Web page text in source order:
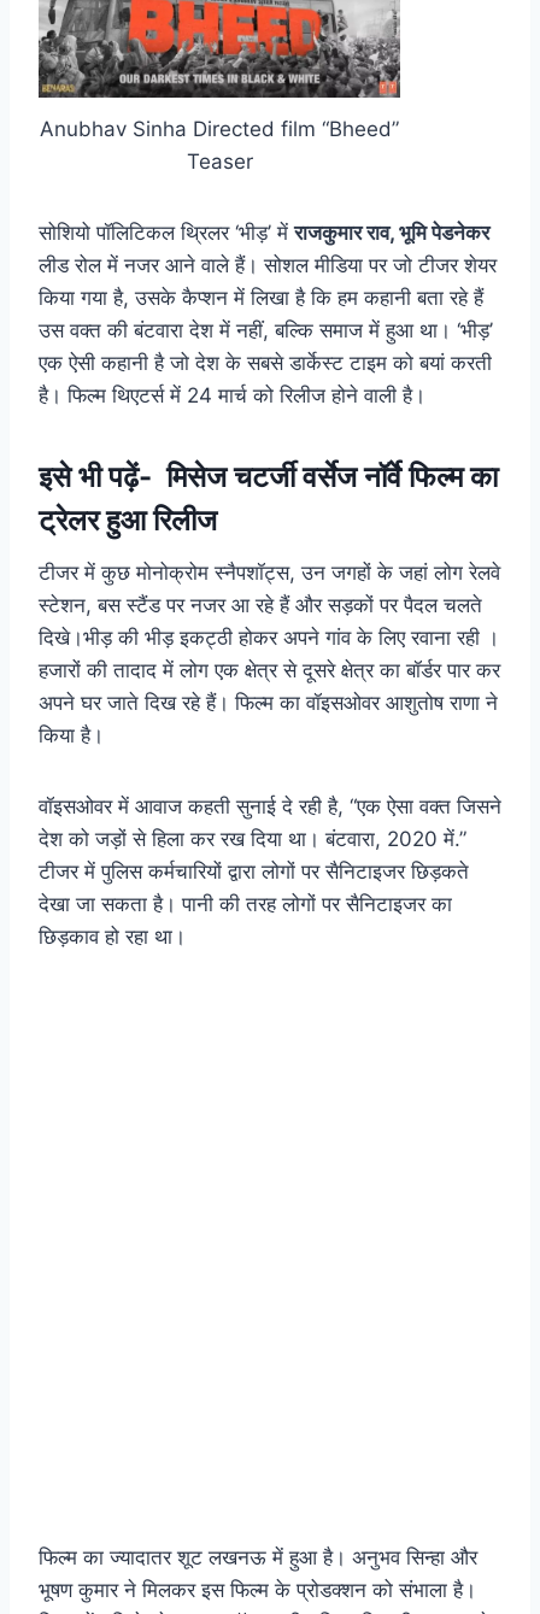
Anubhav Sinha Directed film “Bheed”
Teaser
सोशियो पॉलिटिकल थ्रिलर ‘भीड़’ मेंराजकुमार राव, भूमि पेडनेकर
लीड रोल में नजर आने वाले हैं। सोशल मीडिया पर जो टीजर शेयर
किया गया है, उसके कैप्शन में लिखा है कि हम कहानी बता रहे हैं
उस वक्त की बंटवारा देश में नहीं, बल्कि समाज में हुआ था। ‘भीड़’
एक ऐसी कहानी है जो देश के सबसे डार्केस्ट टाइम को बयां करती
है। फिल्म थिएटर्स में 24 मार्च को रिलीज होने वाली है।
इसे भी पढ़ें-मिसेज चटर्जी वर्सेज नॉर्वे फिल्म का
ट्रेलर हुआ रिलीज
टीजर में कुछ मोनोक्रोम स्नैपशॉट्स, उन जगहों के जहां लोग रेलवे
स्टेशन, बस स्टैंड पर नजर आ रहे हैं और सड़कों पर पैदल चलते
दिखे।भीड़ की भीड़ इकट्ठी होकर अपने गांव के लिए रवाना रही ।
हजारों की तादाद में लोग एक क्षेत्र से दूसरे क्षेत्र का बॉर्डर पार कर
अपने घर जाते दिख रहे हैं। फिल्म का वॉइसओवर आशुतोष राणा ने
किया है।
वॉइसओवर में आवाज कहती सुनाई दे रही है, “एक ऐसा वक्त जिसने
देश को जड़ों से हिला कर रख दिया था। बंटवारा, 2020 में.”
टीजर में पुलिस कर्मचारियों द्वारा लोगों पर सैनिटाइजर छिड़कते
देखा जा सकता है। पानी की तरह लोगों पर सैनिटाइजर का
छिड़काव हो रहा था।
फिल्म का ज्यादातर शूट लखनऊ में हुआ है। अनुभव सिन्हा और
भूषण कुमार ने मिलकर इस फिल्म के प्रोडक्शन को संभाला है।